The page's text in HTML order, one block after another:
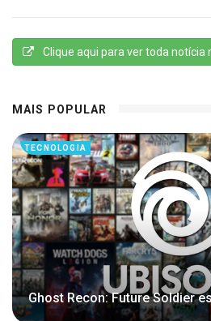
Clique aqui para ver toda notícia
MAIS POPULAR
TECNOLOGIA
Ghost Recon: Future Soldier